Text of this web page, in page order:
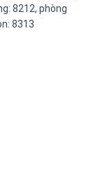
8212, phòng
8313